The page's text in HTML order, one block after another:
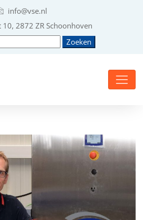
info@vse.nl
10, 2872 ZR Schoonhoven